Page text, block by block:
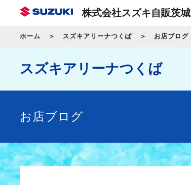
株式会社スズキ自販茨城
ホーム スズキアリーナつくば お店ブログ
スズキアリーナつくば
お店ブログ